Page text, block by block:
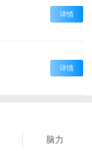
详情
详情
脑力